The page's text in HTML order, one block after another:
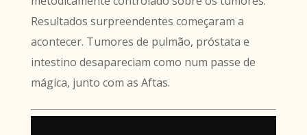
Resultados surpreendentes começaram a
acontecer. Tumores de pulmão, próstata e
intestino desapareciam como num passe de
mágica, junto com as Aftas.